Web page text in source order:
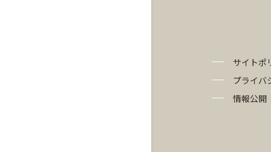
サイトポ
プライバ
情報公開